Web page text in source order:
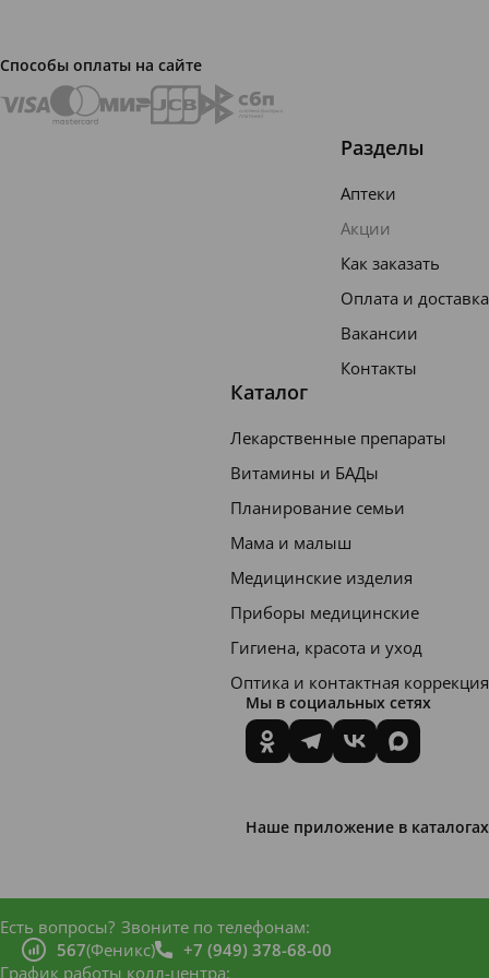
ничес
кие
прокл
а
дарит
Способы оплаты на сайте
Разделы
Аптеки
Акции
Как заказать
Оплата и доставка
Вакансии
Контакты
Каталог
Лекарственные препараты
Витамины и БАДы
Планирование семьи
Мама и малыш
Медицинские изделия
Приборы медицинские
Гигиена, красота и уход
Оптика и контактная коррекция
Мы в социальных сетях
Наше приложение в каталогах
Есть вопросы? Звоните по телефонам:
567(Феникс)
+7 (949) 378-68-00
График работы колл-центра: